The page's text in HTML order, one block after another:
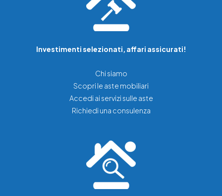
Investimenti selezionati, affari assicurati!
Chi siamo
Scopri le aste mobiliari
Accedi ai servizi sulle aste
Richiedi una consulenza